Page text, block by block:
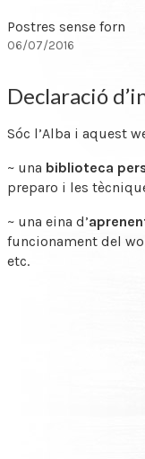
Postres sense forn
06/07/2016
Declaració
Sóc l’Alba i aquest
~ una biblioteca
preparo i les
~ una eina d’
funcionament del
etc.